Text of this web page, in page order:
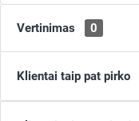
Vertinimas 0
Klientai taip pat pirko